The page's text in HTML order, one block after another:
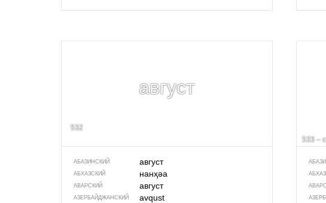
август
532
АБАЗИНСКИЙ август
АБХАЗСКИЙ нанҳәа
АВАРСКИЙ август
АЗЕРБАЙДЖАН­СКИЙ avqust
533 –